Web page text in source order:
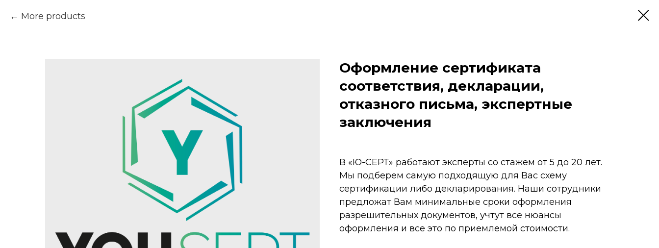
More products
Оформление сертификата
соответствия, декларации,
отказного письма, экспертные
заключения
В «Ю-СЕРТ» работают эксперты со стажем от 5 до 20 лет.
Мы подберем самую подходящую для Вас схему
сертификации либо декларирования. Наши сотрудники
предложат Вам минимальные сроки оформления
разрешительных документов, учтут все нюансы
оформления и все это по приемлемой стоимости.